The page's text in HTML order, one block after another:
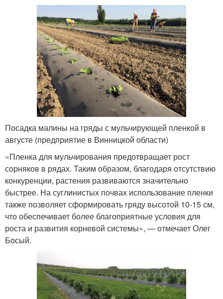
Посадка малины на гряды с мульчирующей пленкой в
августе (предприятие в Винницкой области)
«Пленка для мульчирования предотвращает рост
сорняков в рядах. Таким образом, благодаря отсутствию
конкуренции, растения развиваются значительно
быстрее. На суглинистых почвах использование пленки
также позволяет сформировать гряду высотой 10-15 см,
что обеспечивает более благоприятные условия для
роста и развития корневой системы», — отмечает Олег
Босый.